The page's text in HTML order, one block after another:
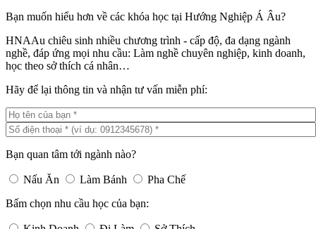
Bạn muốn hiểu hơn về các khóa học tại Hướng Nghiệp Á Âu?
HNAAu chiêu sinh nhiều chương trình - cấp độ, đa dạng ngành
nghề, đáp ứng mọi nhu cầu: Làm nghề chuyên nghiệp, kinh doanh,
học theo sở thích cá nhân…
Hãy để lại thông tin và nhận tư vấn miễn phí:
Bạn quan tâm tới ngành nào?
Nấu Ăn Làm Bánh
Pha Chế
Bấm chọn nhu cầu học của bạn: